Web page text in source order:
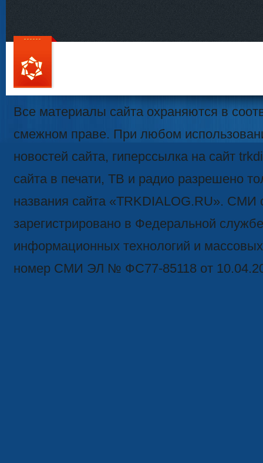
111
Все материалы сайта охраняются в
смежном праве. При любом
новостей сайта, гиперссылка на сайт
сайта в печати, ТВ и радио разрешено
названия сайта «TRKDIALOG.RU». СМИ
зарегистрировано в Федеральной
информационных технологий и
номер СМИ ЭЛ № ФС77-85118 от